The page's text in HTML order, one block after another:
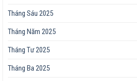
Tháng Sáu 2025
Tháng Năm 2025
Tháng Tư 2025
Tháng Ba 2025